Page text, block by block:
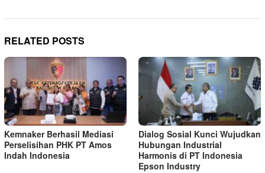
RELATED POSTS
Kemnaker Berhasil Mediasi
Perselisihan PHK PT Amos
Indah Indonesia
Dialog Sosial Kunci Wujudkan
Hubungan Industrial
Harmonis di PT Indonesia
Epson Industry